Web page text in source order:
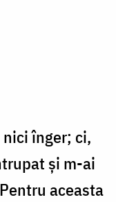
înger; ci,
şi m-ai
aceasta